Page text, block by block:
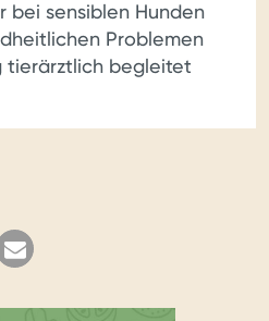
bei sensiblen Hunden
Problemen
tierärztlich begleitet